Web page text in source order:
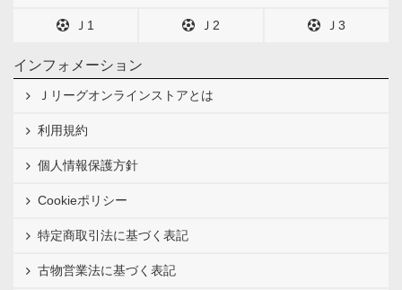
Ｊ1 Ｊ2 Ｊ3
インフォメーション
Ｊリーグオンラインストアとは
利用規約
個人情報保護方針
Cookieポリシー
特定商取引法に基づく表記
古物営業法に基づく表記